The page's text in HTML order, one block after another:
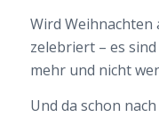
Wird Weihnachten
zelebriert – es
mehr und nicht
Und da schon